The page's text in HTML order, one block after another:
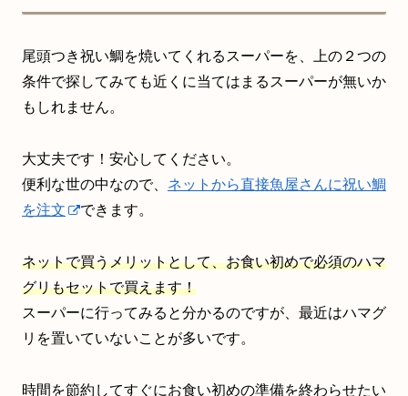
尾頭つき祝い鯛を焼いてくれるスーパーを、上の２つの
条件で探してみても近くに当てはまるスーパーが無いか
もしれません。
大丈夫です！安心してください。
便利な世の中なので、 ネットから直接魚屋さんに祝い鯛
を注文
できます。
ネットで買うメリットとして、お食い初めで必須のハマ
グリもセットで買えます！
スーパーに行ってみると分かるのですが、最近はハマグ
リを置いていないことが多いです。
時間を節約してすぐにお食い初めの準備を終わらせたい